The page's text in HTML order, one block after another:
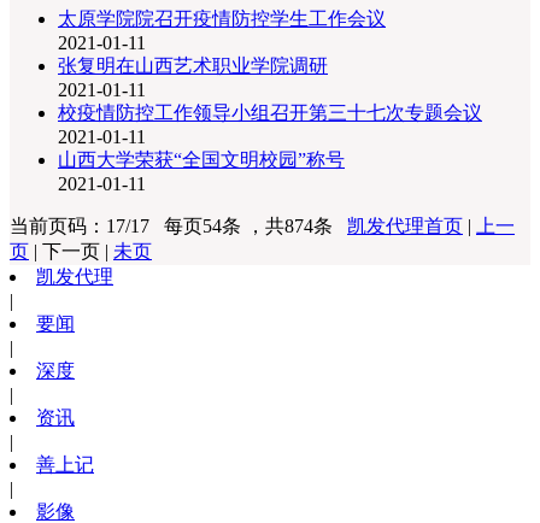
太原学院院召开疫情防控学生工作会议
2021-01-11
张复明在山西艺术职业学院调研
2021-01-11
校疫情防控工作领导小组召开第三十七次专题会议
2021-01-11
山西大学荣获“全国文明校园”称号
2021-01-11
当前页码：17/17 每页54条 ，共874条 凯发代理首页 |
上一
页 | 下一页 | 未页
凯发代理
|
要闻
|
深度
|
资讯
|
善上记
|
影像